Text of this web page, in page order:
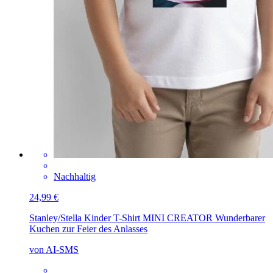
Nachhaltig
24,99 €
Stanley/Stella Kinder T-Shirt MINI CREATOR Wunderbarer
Kuchen zur Feier des Anlasses
von AI-SMS